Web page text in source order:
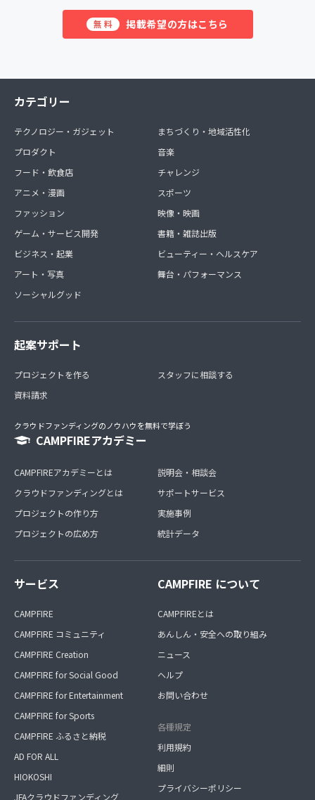
無料 掲載希望の方はこちら
カテゴリー
テクノロジー・ガジェット
プロダクト
フード・飲食店
アニメ・漫画
ファッション
ゲーム・サービス開発
ビジネス・起業
アート・写真
ソーシャルグッド
まちづくり・地域活性化
音楽
チャレンジ
スポーツ
映像・映画
書籍・雑誌出版
ビューティー・ヘルスケア
舞台・パフォーマンス
起案サポート
プロジェクトを作る
資料請求
スタッフに相談する
クラウドファンディングのノウハウを無料で学ぼう
CAMPFIREアカデミー
CAMPFIREアカデミーとは
クラウドファンディングとは
プロジェクトの作り方
プロジェクトの広め方
説明会・相談会
サポートサービス
実施事例
統計データ
サービス
CAMPFIRE
CAMPFIRE コミュニティ
CAMPFIRE Creation
CAMPFIRE for Social Good
CAMPFIRE for Entertainment
CAMPFIRE for Sports
CAMPFIRE ふるさと納税
AD FOR ALL
HIOKOSHI
JFAクラウドファンディング
CAMPFIRE について
CAMPFIREとは
あんしん・安全への取り組み
ニュース
ヘルプ
お問い合わせ
各種規定
利用規約
細則
プライバシーポリシー